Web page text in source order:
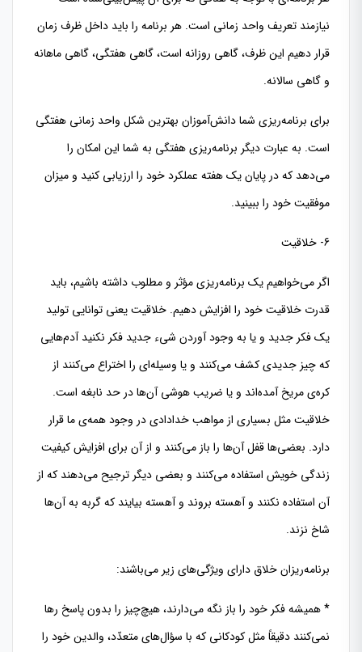
نیازمند تعریف واحد زمانی است. هر برنامه را باید داخل ظرف زمان
قرار دهیم این ظرف، گاهی روزانه است، گاهی هفتگی، گاهی ماهانه
و گاهی سالانه.
برای برنامه‌ریزی شما دانش‌آموزان بهترین شکل واحد زمانی هفتگی
است. به عبارت دیگر برنامه‌ریزی هفتگی به شما این امکان را
می‌دهد که در پایان یک هفته عملکرد خود را ارزیابی کنید و میزان
موفقیت خود را ببینید.
6- خلاقیت
اگر می‌خواهیم یک برنامه‌ریزی مؤثر و مطلوب داشته باشیم، باید
قدرت خلاقیت خود را افزایش دهیم. خلاقیت یعنی توانایی تولید
یک فکر جدید و یا به وجود آوردن شیء جدید فکر نکنید آدم‌هایی
که چیز جدیدی کشف می‌کنند و یا وسیله‌ای را اختراع می‌کنند از
کره‌ی مریخ آمده‌اند و یا ضریب هوشی آن‌ها در حد نابغه است.
خلاقیت مثل بسیاری از مواهب خدادادی در وجود همه‌ی ما قرار
دارد. بعضی‌ها قفل آن‌ها را باز می‌کنند و از آن برای افزایش کیفیت
زندگی خویش استفاده می‌کنند و بعضی دیگر ترجیح می‌دهند که از
آن استفاده نکنند و آهسته بروند و آهسته بیایند که گربه به آن‌ها
شاخ نزند.
برنامه‌ریزان خلاق دارای ویژگی‌های زیر می‌باشند:
* همیشه فکر خود را باز نگه می‌دارند، هیچ‌چیز را بدون پاسخ رها
نمی‌کنند دقیقاً مثل کودکانی که با سؤال‌های متعدّد، والدین خود را